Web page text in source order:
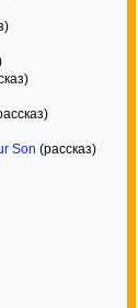
Son (рассказ)